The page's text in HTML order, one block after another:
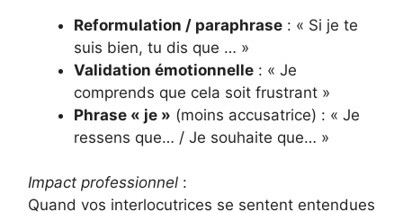
Reformulation / paraphrase : « Si je te
suis bien, tu dis que … »
Validation émotionnelle : « Je
comprends que cela soit frustrant »
Phrase « je » (moins accusatrice) : « Je
ressens que… / Je souhaite que… »
Impact professionnel :
Quand vos interlocutrices se sentent entendues